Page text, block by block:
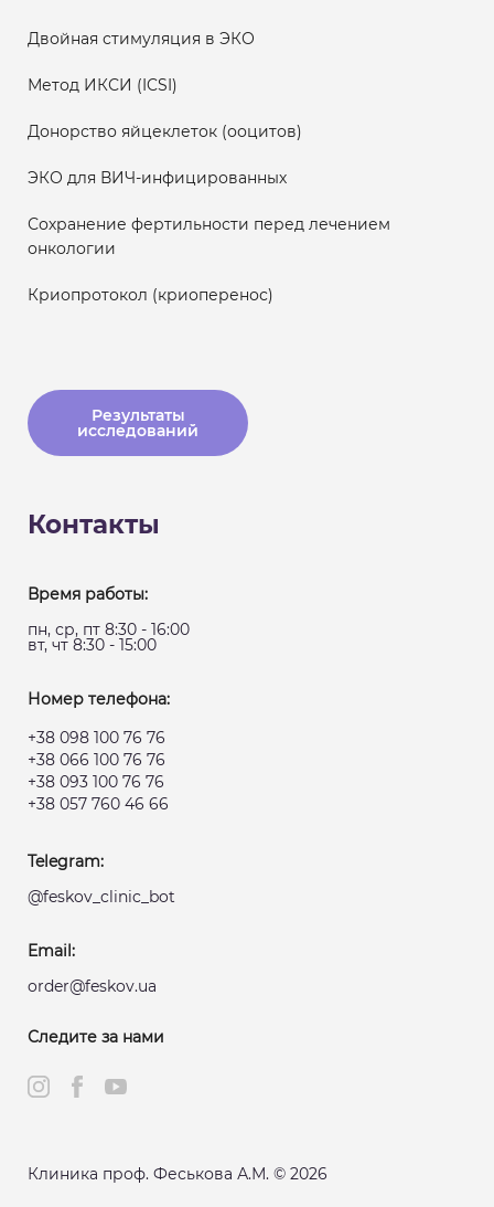
Двойная стимуляция в ЭКО
Метод ИКСИ (ICSI)
Донорство яйцеклеток (ооцитов)
ЭКО для ВИЧ-инфицированных
Сохранение фертильности перед лечением
онкологии
Криопротокол (криоперенос)
Результаты
исследований
Контакты
Время работы:
пн, ср, пт 8:30 - 16:00
вт, чт 8:30 - 15:00
Номер телефона:
+38 098 100 76 76
+38 066 100 76 76
+38 093 100 76 76
+38 057 760 46 66
Telegram:
@feskov_clinic_bot
Email:
order@feskov.ua
Следите за нами
Клиника проф. Феськова А.М. © 2026